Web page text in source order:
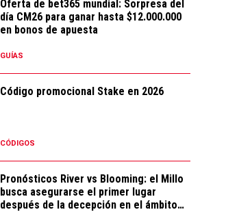
Oferta de bet365 mundial: Sorpresa del
día CM26 para ganar hasta $12.000.000
en bonos de apuesta
GUÍAS
Código promocional Stake en 2026
CÓDIGOS
Pronósticos River vs Blooming: el Millo
busca asegurarse el primer lugar
después de la decepción en el ámbito